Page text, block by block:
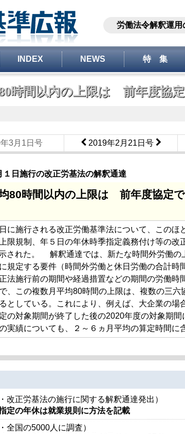
労働法令解釈運用
INDEX NEWS 特 集
時間以内の上限は 前年度協
3月1日号 2019年2月21日号
１日施行の改正労基法の解釈通達
80時間以内の上限は 前年度協定
に施行される改正労働基準法について、このほ
限規制、年５日の年休時季指定義務付け等の改
された。 解釈通達では、新たな時間外労働の
規定する要件（時間外労働と休日労働の合計時
法施行前の期間や経過措置などの期間の労働時
、この複数月平均80時間の上限は、複数の三六
としている。これにより、例えば、大企業の場
の対象期間が終了した後の2020年度の対象期
実績についても、２～６ヵ月平均の算定時間に
改正労基法の施行に関する解釈通達発出）
定の年休は就業規則に方法を記載
全国の5000人に調査）